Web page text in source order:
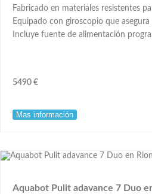
Fabricado en materiales resistentes
Equipado con giroscopio que
Incluye fuente de alimentación
5490 €
Mas información
Aquabot Pulit adavance 7 Duo